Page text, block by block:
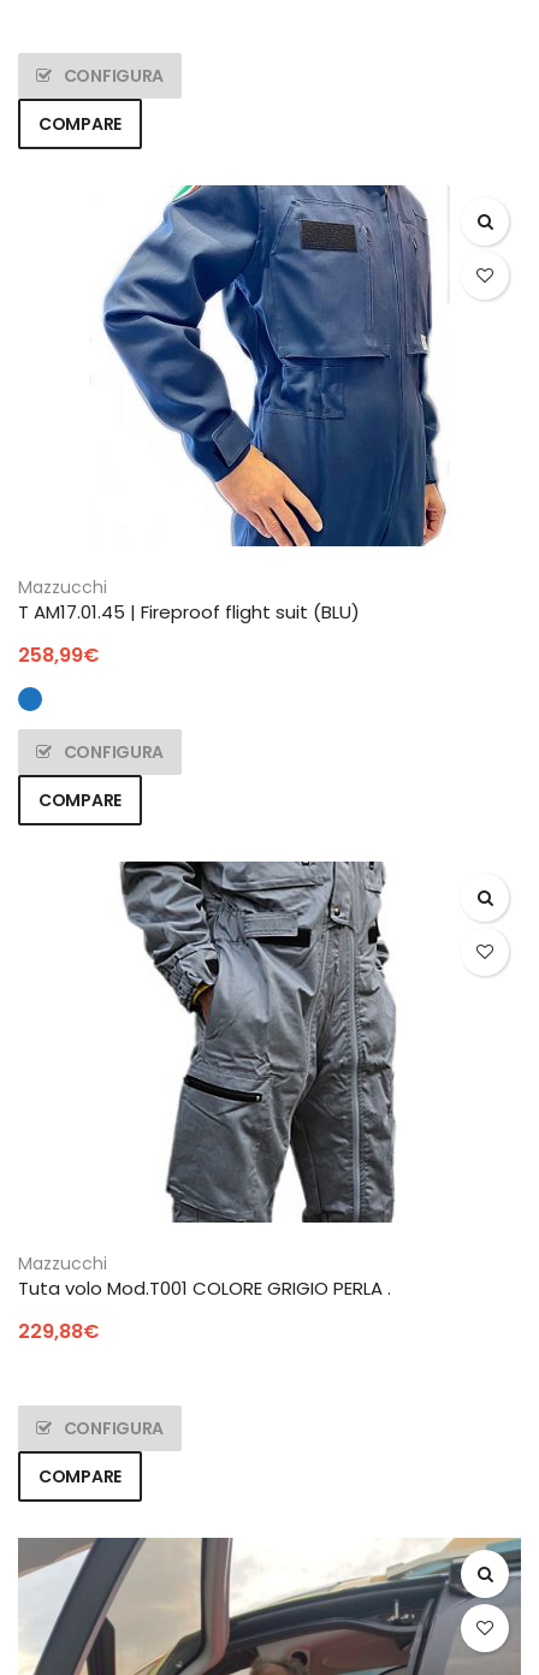
CONFIGURA
COMPARE
Mazzucchi
T AM17.01.45 | Fireproof flight suit (BLU)
258,99€
CONFIGURA
COMPARE
Mazzucchi
Tuta volo Mod.T001 COLORE GRIGIO PERLA .
229,88€
CONFIGURA
COMPARE